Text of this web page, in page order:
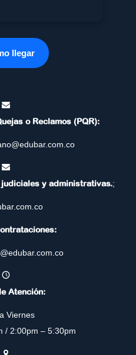
llegar
o Reclamos (PQR):
y administrativas.;
Atención:
Viernes
/ 2:00pm – 5:30pm